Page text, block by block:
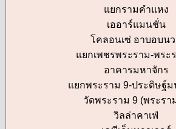
แยกรามคำแหง
เออาร์แมนชั่น
โคลอนเซ่ อาบอบน
แยกเพชรพระราม-พระ
อาคารมหาจักร
แยกพระราม 9-ประดิษฐ์ม
วัดพระราม 9 (พระรา
วิลล่าคาเฟ่